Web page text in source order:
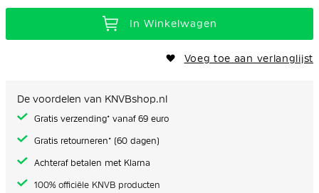
In Winkelwagen
Voeg toe aan verlanglijst
De voordelen van KNVBshop.nl
Gratis verzending* vanaf 69 euro
Gratis retourneren* (60 dagen)
Achteraf betalen met Klarna
100% officiële KNVB producten